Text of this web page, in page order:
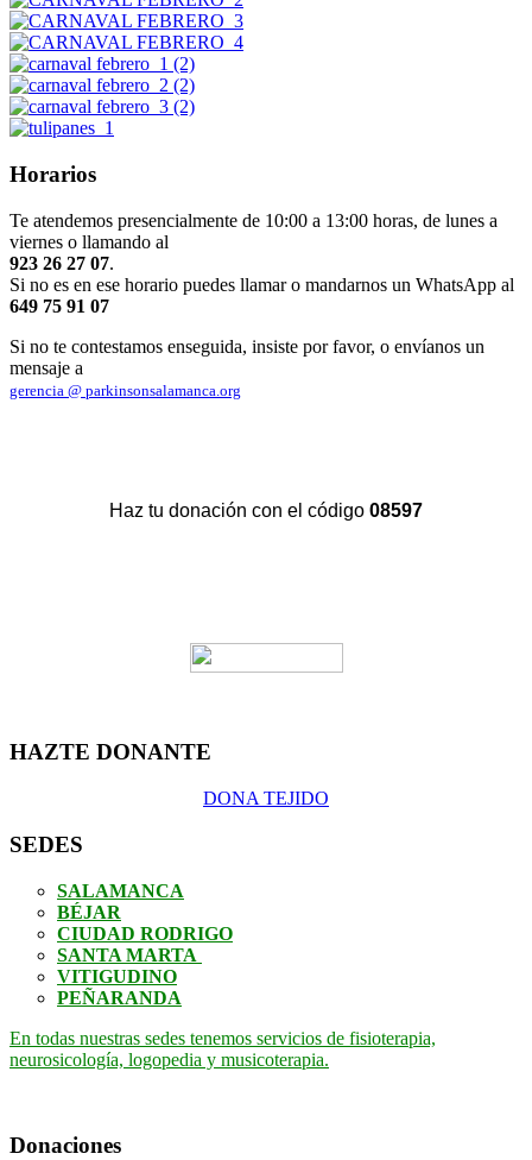
Horarios
Te atendemos presencialmente de 10:00 a 13:00 horas, de lunes a
viernes o llamando al
923 26 27 07.
Si no es en ese horario puedes llamar o mandarnos un WhatsApp al
649 75 91 07
Si no te contestamos enseguida, insiste por favor, o envíanos un
mensaje a
gerencia @ parkinsonsalamanca.org
Haz tu donación con el código 08597
HAZTE DONANTE
DONA TEJIDO
SEDES
SALAMANCA
BÉJAR
CIUDAD RODRIGO
SANTA MARTA
VITIGUDINO
PEÑARANDA
En todas nuestras sedes tenemos servicios de fisioterapia,
neurosicología, logopedia y musicoterapia.
Donaciones